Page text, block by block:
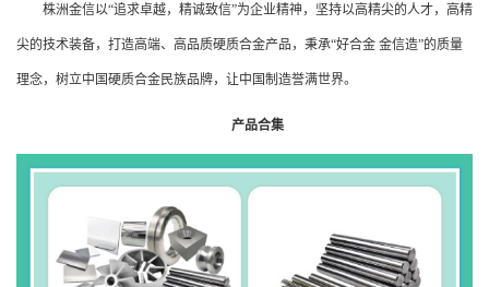
株洲金信以“追求卓越，精诚致信”为企业精神，坚持以高精尖的人才，高精
尖的技术装备，打造高端、高品质硬质合金产品，秉承“好合金 金信造”的质量
理念，树立中国硬质合金民族品牌，让中国制造誉满世界。
产品合集